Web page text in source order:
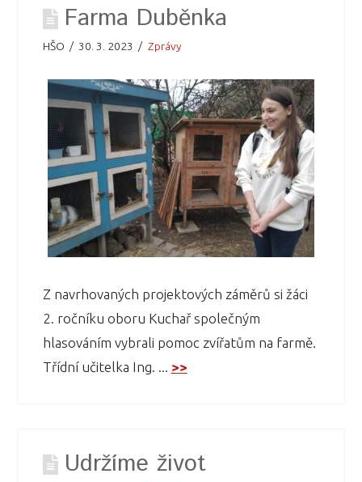
Farma Duběnka
HŠO 30. 3. 2023 Zprávy
Z navrhovaných projektových záměrů si žáci
2. ročníku oboru Kuchař společným
hlasováním vybrali pomoc zvířatům na farmě.
Třídní učitelka Ing. ... >>
Udržíme život